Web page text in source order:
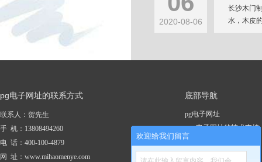
2020-08-06
长沙木门
水，木皮
pg电子网址的联系方式
联系人：贺先生
手 机：13808494260
电 话：400-100-4879
网 址：www.mihaomenye.com
底部导航
pg电子网址
pg电子网址的技术支持
关于pg电子网址
欢迎给我们留言